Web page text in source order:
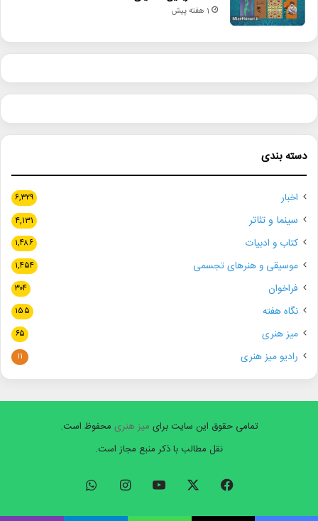
1 هفته پیش
دسته بندی
اخبار ۶,۳۲۹
سینما و تئاتر ۴,۱۳۱
کتاب و ادبیات ۱,۴۸۶
موسیقی و هنرهای تجسمی ۱,۴۵۴
فراخوان ۳۰۴
نگاه هفته ۱۵۵
میز هنری ۶۵
رادیو میز هنری ۱۱
تمامی حقوق این سایت برای میز هنری محفوظ است.
نقل مطالب با ذکر منبع مجاز است.
فیسبوک ایکس یوتیوب اینستاگرام